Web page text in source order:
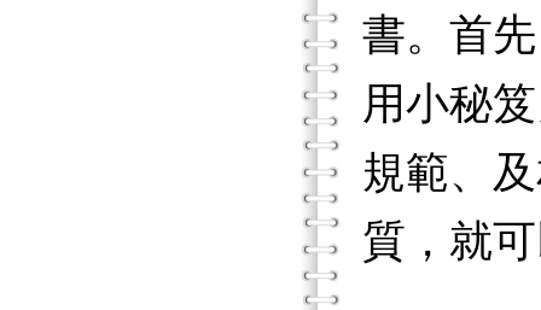
書。首
用小秘
規範、
質，就